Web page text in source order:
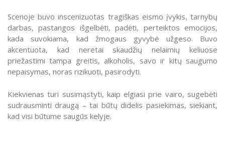
Scenoje buvo inscenizuotas tragiškas eismo įvykis, tarnybų
darbas, pastangos išgelbėti, padėti, perteiktos emocijos,
kada suvokiama, kad žmogaus gyvybė užgeso. Buvo
akcentuota, kad neretai skaudžių nelaimių keliuose
priežastimi tampa greitis, alkoholis, savo ir kitų saugumo
nepaisymas, noras rizikuoti, pasirodyti.
Kiekvienas turi susimąstyti, kaip elgiasi prie vairo, sugebėti
sudrausminti draugą – tai būtų didelis pasiekimas, siekiant,
kad visi būtume saugūs kelyje.